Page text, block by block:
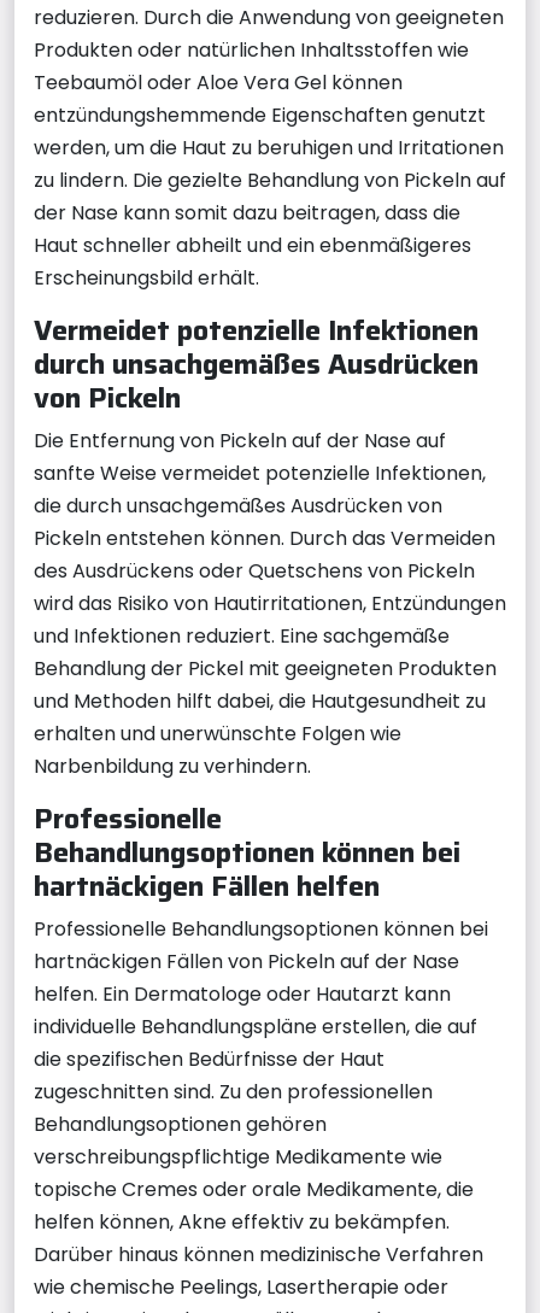
reduzieren. Durch die Anwendung von geeigneten
Produkten oder natürlichen Inhaltsstoffen wie
Teebaumöl oder Aloe Vera Gel können
entzündungshemmende Eigenschaften genutzt
werden, um die Haut zu beruhigen und Irritationen
zu lindern. Die gezielte Behandlung von Pickeln auf
der Nase kann somit dazu beitragen, dass die
Haut schneller abheilt und ein ebenmäßigeres
Erscheinungsbild erhält.
Vermeidet potenzielle Infektionen
durch unsachgemäßes Ausdrücken
von Pickeln
Die Entfernung von Pickeln auf der Nase auf
sanfte Weise vermeidet potenzielle Infektionen,
die durch unsachgemäßes Ausdrücken von
Pickeln entstehen können. Durch das Vermeiden
des Ausdrückens oder Quetschens von Pickeln
wird das Risiko von Hautirritationen, Entzündungen
und Infektionen reduziert. Eine sachgemäße
Behandlung der Pickel mit geeigneten Produkten
und Methoden hilft dabei, die Hautgesundheit zu
erhalten und unerwünschte Folgen wie
Narbenbildung zu verhindern.
Professionelle
Behandlungsoptionen können bei
hartnäckigen Fällen helfen
Professionelle Behandlungsoptionen können bei
hartnäckigen Fällen von Pickeln auf der Nase
helfen. Ein Dermatologe oder Hautarzt kann
individuelle Behandlungspläne erstellen, die auf
die spezifischen Bedürfnisse der Haut
zugeschnitten sind. Zu den professionellen
Behandlungsoptionen gehören
verschreibungspflichtige Medikamente wie
topische Cremes oder orale Medikamente, die
helfen können, Akne effektiv zu bekämpfen.
Darüber hinaus können medizinische Verfahren
wie chemische Peelings, Lasertherapie oder